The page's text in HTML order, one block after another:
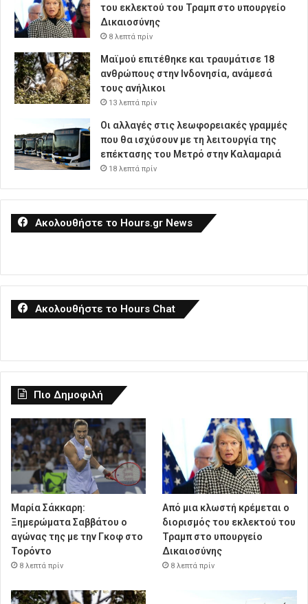
του εκλεκτού του Τραμπ στο υπουργείο
Δικαιοσύνης
8 λεπτά πρίν
Μαϊμού επιτέθηκε και τραυμάτισε 18
ανθρώπους στην Ινδονησία, ανάμεσά
τους ανήλικοι
13 λεπτά πρίν
Οι αλλαγές στις λεωφορειακές γραμμές
που θα ισχύσουν με τη λειτουργία της
επέκτασης του Μετρό στην Καλαμαριά
18 λεπτά πρίν
Ακολουθήστε το Hours.gr News
Ακολουθήστε το Hours Chat
Πιο Δημοφιλή
Μαρία Σάκκαρη:
Ξημερώματα Σαββάτου ο
αγώνας της με την Γκοφ στο
Τορόντο
8 λεπτά πρίν
Από μια κλωστή κρέμεται ο
διορισμός του εκλεκτού του
Τραμπ στο υπουργείο
Δικαιοσύνης
8 λεπτά πρίν